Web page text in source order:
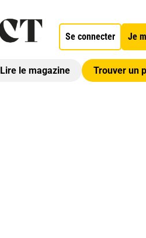
Se connecter Je
Lire le magazine Trouver un